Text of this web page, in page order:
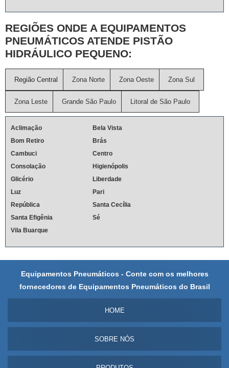
REGIÕES ONDE A EQUIPAMENTOS
PNEUMÁTICOS ATENDE PISTÃO
HIDRÁULICO PEQUENO:
Região Central Zona Norte Zona Oeste Zona Sul
Zona Leste Grande São Paulo Litoral de São Paulo
Aclimação
Bela Vista
Bom Retiro
Brás
Cambuci
Centro
Consolação
Higienópolis
Glicério
Liberdade
Luz
Pari
República
Santa Cecília
Santa Efigênia
Sé
Vila Buarque
Equipamentos Pneumáticos - Conte com os melhores
fornecedores de Equipamentos Pneumáticos do Brasil
HOME
SOBRE NÓS